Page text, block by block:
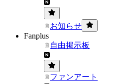
お知らせ
Fanplus
自由掲示板
ファンアート